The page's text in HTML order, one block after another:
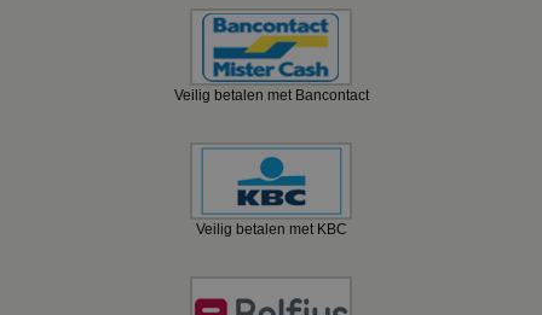
Veilig betalen met Bancontact
Veilig betalen met KBC